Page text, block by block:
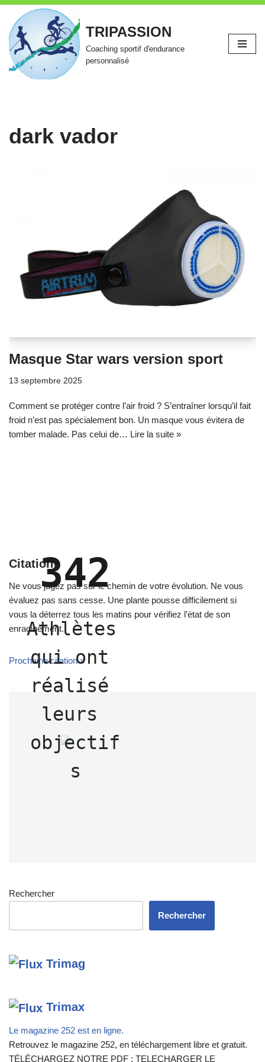
Aller
au
contenu
TRIPASSION
Coaching sportif d'endurance
personnalisé
dark vador
Masque Star wars version sport
13 septembre 2025
Comment se protéger contre l’air froid ? S’entraîner lorsqu’il fait
froid n’est pas spécialement bon. Un masque vous évitera de
tomber malade. Pas celui de… Lire la suite »
Citation
Ne vous jugez pas sur le chemin de votre évolution. Ne vous
évaluez pas sans cesse. Une plante pousse difficilement si
vous la déterrez tous les matins pour vérifiez l’état de son
enracinement.
Prochaine citation »
342
Athlètes
qui ont
réalisé
leurs
objectif
s
Rechercher
Rechercher
Trimag
Trimax
Le magazine 252 est en ligne.
Retrouvez le magazine 252, en téléchargement libre et gratuit.
TÉLÉCHARGEZ NOTRE PDF : TELECHARGER LE